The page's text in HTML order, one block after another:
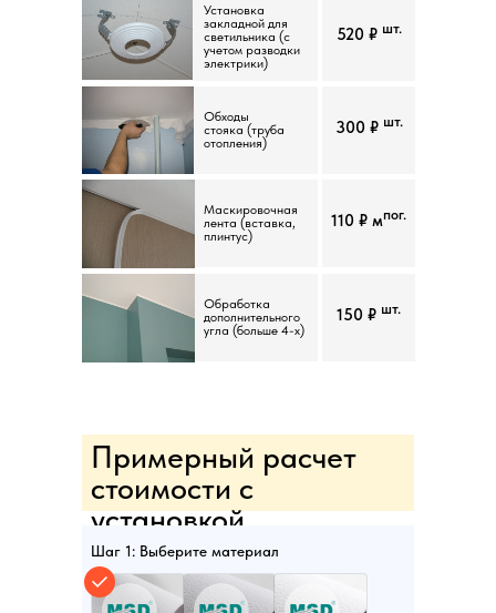
Установка
закладной для
светильника (с
учетом разводки
электрики)
520 ₽ шт.
Обходы
стояка (труба
отопления)
300 ₽ шт.
Маскировочная
лента (вставка,
плинтус)
110 ₽ мпог.
Обработка
дополнительного
угла (больше 4-х)
150 ₽ шт.
Примерный расчет
стоимости с
установкой
Шаг 1: Выберите материал